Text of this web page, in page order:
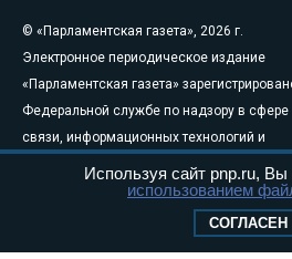
© «Парламентская газета», 2026 г.
Электронное периодическое издание
«Парламентская газета»
Федеральной службе по надзору в сфере
связи, информационных технологий и
августа 2011 года. 18+
Свидетельство о регистрации Эл № ФС77-
Используя сайт pnp.ru, Вы
использованием
СОГЛАСЕН